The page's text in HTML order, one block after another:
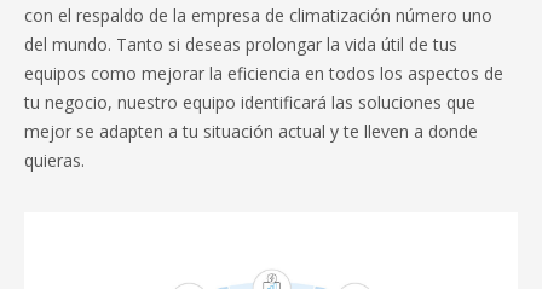
con el respaldo de la empresa de climatización número uno
del mundo. Tanto si deseas prolongar la vida útil de tus
equipos como mejorar la eficiencia en todos los aspectos de
tu negocio, nuestro equipo identificará las soluciones que
mejor se adapten a tu situación actual y te lleven a donde
quieras.